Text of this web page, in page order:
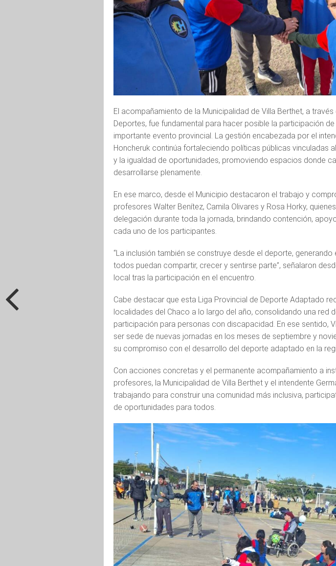
El acompañamiento de la Municipalidad de Villa Berthet, a
Deportes, fue fundamental para hacer posible la participación
importante evento provincial. La gestión encabezada por el
Honcheruk continúa fortaleciendo políticas públicas vinculadas
y la igualdad de oportunidades, promoviendo espacios donde
desarrollarse plenamente.
En ese marco, desde el Municipio destacaron el trabajo y
profesores Walter Benítez, Camila Olivares y Rosa Horky,
delegación durante toda la jornada, brindando contención,
cada uno de los participantes.
“La inclusión también se construye desde el deporte,
todos puedan compartir, crecer y sentirse parte”, señalaron
local tras la participación en el encuentro.
Cabe destacar que esta Liga Provincial de Deporte Adaptado
localidades del Chaco a lo largo del año, consolidando una red
participación para personas con discapacidad. En ese sentido,
ser sede de nuevas jornadas en los meses de septiembre y
su compromiso con el desarrollo del deporte adaptado en la
Con acciones concretas y el permanente acompañamiento a
profesores, la Municipalidad de Villa Berthet y el intendente
trabajando para construir una comunidad más inclusiva,
de oportunidades para todos.